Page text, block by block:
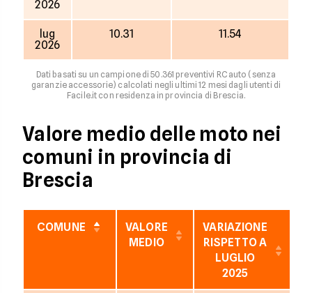
2026
lug
2026
10.31 11.54
Dati basati su un campione di 50.361 preventivi RC auto (senza
garanzie accessorie) calcolati negli ultimi 12 mesi dagli utenti di
Facile.it con residenza in provincia di Brescia.
Valore medio delle moto nei
comuni in provincia di
Brescia
COMUNE
VALORE
MEDIO
VARIAZIONE
RISPETTO A
LUGLIO
2025